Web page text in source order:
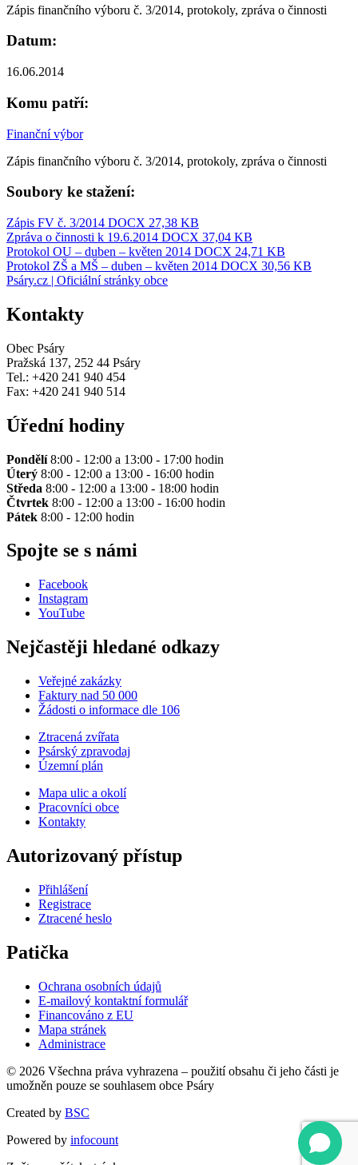
Zápis finančního výboru č. 3/2014, protokoly, zpráva o činnosti
Datum:
16.06.2014
Komu patří:
Finanční výbor
Zápis finančního výboru č. 3/2014, protokoly, zpráva o činnosti
Soubory ke stažení:
Zápis FV č. 3/2014 DOCX 27,38 KB
Zpráva o činnosti k 19.6.2014 DOCX 37,04 KB
Protokol OU – duben – květen 2014 DOCX 24,71 KB
Protokol ZŠ a MŠ – duben – květen 2014 DOCX 30,56 KB
Psáry.cz | Oficiální stránky obce
Kontakty
Obec Psáry
Pražská 137, 252 44 Psáry
Tel.: +420 241 940 454
Fax: +420 241 940 514
Úřední hodiny
Pondělí8:00 - 12:00 a 13:00 - 17:00 hodin
Úterý 8:00 - 12:00 a 13:00 - 16:00 hodin
Středa 8:00 - 12:00 a 13:00 - 18:00 hodin
Čtvrtek 8:00 - 12:00 a 13:00 - 16:00 hodin
Pátek 8:00 - 12:00 hodin
Spojte se s námi
Facebook
Instagram
YouTube
Nejčastěji hledané odkazy
Veřejné zakázky
Faktury nad 50 000
Žádosti o informace dle 106
Ztracená zvířata
Psárský zpravodaj
Územní plán
Mapa ulic a okolí
Pracovníci obce
Kontakty
Autorizovaný přístup
Přihlášení
Registrace
Ztracené heslo
Patička
Ochrana osobních údajů
E-mailový kontaktní formulář
Financováno z EU
Mapa stránek
Administrace
© 2026 Všechna práva vyhrazena – použití obsahu či jeho části je
umožněn pouze se souhlasem obce Psáry
Created by BSC
Powered by infocount